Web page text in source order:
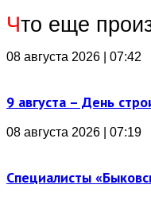
Что еще
08 августа 2026 | 07:42
9 августа – День
08 августа 2026 | 07:19
Специалисты